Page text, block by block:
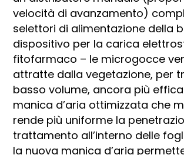
velocità di avanzamento)
selettori di alimentazione della
dispositivo per la carica
fitofarmaco – le microgocce
attratte dalla vegetazione, per
basso volume, ancora più
manica d’aria ottimizzata che
rende più uniforme la
trattamento all’interno delle
la nuova manica d’aria